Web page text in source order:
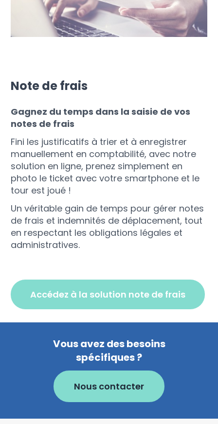
Note de frais
Gagnez du temps dans la saisie de vos
notes de frais
Fini les justificatifs à trier et à enregistrer
manuellement en comptabilité, avec notre
solution en ligne, prenez simplement en
photo le ticket avec votre smartphone et le
tour est joué !
Un véritable gain de temps pour gérer notes
de frais et indemnités de déplacement, tout
en respectant les obligations légales et
administratives.
accédez à la solution note de frais
Vous avez des besoins
spécifiques ?
Nous contacter